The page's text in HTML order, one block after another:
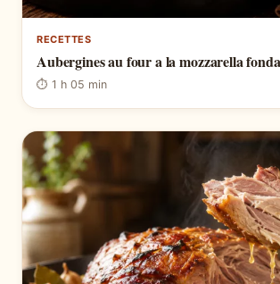
RECETTES
Aubergines au four a la mozzarella
⏱ 1 h 05 min